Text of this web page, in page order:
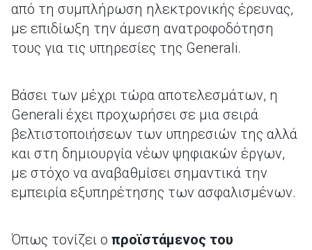
από τη συμπλήρωση ηλεκτρονικής έρευνας,
με επιδίωξη την άμεση ανατροφοδότηση
τους για τις υπηρεσίες της Generali.
Βάσει των μέχρι τώρα αποτελεσμάτων, η
Generali έχει προχωρήσει σε μια σειρά
βελτιστοποιήσεων των υπηρεσιών της αλλά
και στη δημιουργία νέων ψηφιακών έργων,
με στόχο να αναβαθμίσει σημαντικά την
εμπειρία εξυπηρέτησης των ασφαλισμένων.
Όπως τονίζει ο προϊστάμενος του